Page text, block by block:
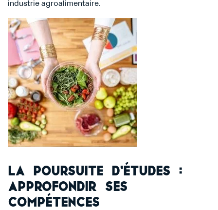
industrie agroalimentaire.
La poursuite d’études :
approfondir ses
compétences